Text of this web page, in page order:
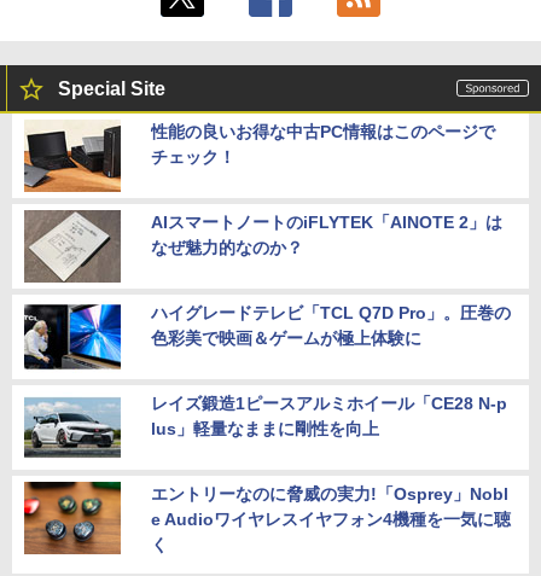
Special Site
性能の良いお得な中古PC情報はこのページで
チェック！
AIスマートノートのiFLYTEK「AINOTE 2」は
なぜ魅力的なのか？
ハイグレードテレビ「TCL Q7D Pro」。圧巻の
色彩美で映画＆ゲームが極上体験に
レイズ鍛造1ピースアルミホイール「CE28 N-p
lus」軽量なままに剛性を向上
エントリーなのに脅威の実力!「Osprey」Nobl
e Audioワイヤレスイヤフォン4機種を一気に聴
く